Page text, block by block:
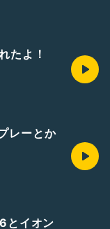
たよ！
レーとか
とイオン